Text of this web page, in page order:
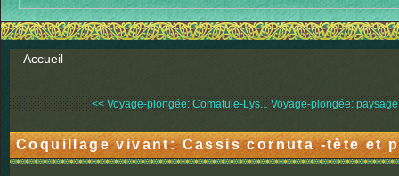
Accueil
<< Voyage-plongée: Comatule-Lys... Voyage-plongée:
Coquillage vivant: Cassis cornuta -tête et